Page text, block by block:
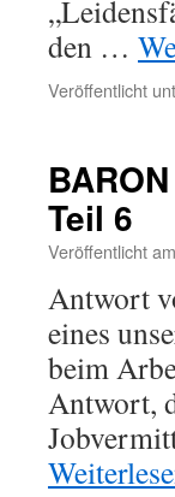
den …
Veröffentlicht
Teil 6
Veröffentlicht am
Antwort
eines
beim
Antwort,